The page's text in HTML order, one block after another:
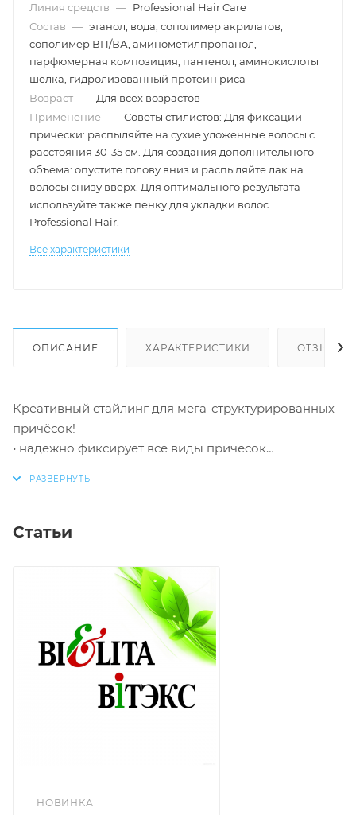
Линия средств — Professional Hair Care
Состав — этанол, вода, сополимер акрилатов,
cополимер ВП/ВА, аминометилпропанол,
парфюмерная композиция, пантенол, аминокислоты
шелка, гидролизованный протеин риса
Возраст — Для всех возрастов
Применение — Советы стилистов: Для фиксации
прически: распыляйте на сухие уложенные волосы с
расстояния 30-35 см. Для создания дополнительного
объема: опустите голову вниз и распыляйте лак на
волосы снизу вверх. Для оптимального результата
используйте также пенку для укладки волос
Professional Hair.
Все характеристики
ОПИСАНИЕ ХАРАКТЕРИСТИКИ ОТЗЫВЫ
Креативный стайлинг для мега-структурированных
причёсок!
• надежно фиксирует все виды причёсок
Создаёт длительную и стойкую укладку, идеален для
закрепления причёсок, требующих суперсильной
D-пантенол и протеины риса усиливают
прочность волос, разглаживают кутикулу, усиливают
блеск. Делают волосы мягкими и шелковистыми.
Статьи
НОВИНКА